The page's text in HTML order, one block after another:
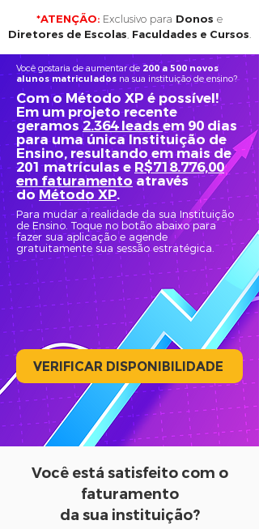
*ATENÇÃO: Exclusivo para Donos e
Diretores de Escolas Faculdades e Cursos
Você gostaria de aumentar de 200 a 500 novos
alunos matriculados na sua instituição de ensino?
Com o Método XP é possível!
Em um projeto recente
geramos2.364 leads em 90 dias
para uma única Instituição de
Ensino, resultando em mais de
201 matrículas e R$718.776,00
em faturamentoatravés
doMétodo XP.
Para mudar a realidade da sua Instituição
de Ensino. Toque no botão abaixo para
fazer sua aplicação e agende
gratuitamente sua sessão estratégica.
VERIFICAR DISPONIBILIDADE
Você está satisfeito com o
faturamento
da sua instituição?